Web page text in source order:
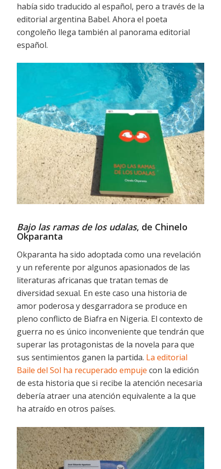
había sido traducido al español, pero a través de la
editorial argentina Babel. Ahora el poeta
congoleño llega también al panorama editorial
español.
Bajo las ramas de los udalas, de Chinelo
Okparanta
Okparanta ha sido adoptada como una revelación
y un referente por algunos apasionados de las
literaturas africanas que tratan temas de
diversidad sexual. En este caso una historia de
amor poderosa y desgarradora se produce en
pleno conflicto de Biafra en Nigeria. El contexto de
guerra no es único inconveniente que tendrán que
superar las protagonistas de la novela para que
sus sentimientos ganen la partida. La editorial
Baile del Sol ha recuperado empuje con la edición
de esta historia que si recibe la atención necesaria
debería atraer una atención equivalente a la que
ha atraído en otros países.